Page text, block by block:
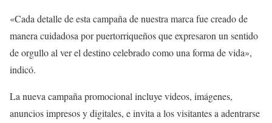
«Cada detalle de esta campaña de nuestra marca fue creado de
manera cuidadosa por puertorriqueños que expresaron un sentido
de orgullo al ver el destino celebrado como una forma de vida»,
indicó.
La nueva campaña promocional incluye videos, imágenes,
anuncios impresos y digitales, e invita a los visitantes a adentrarse